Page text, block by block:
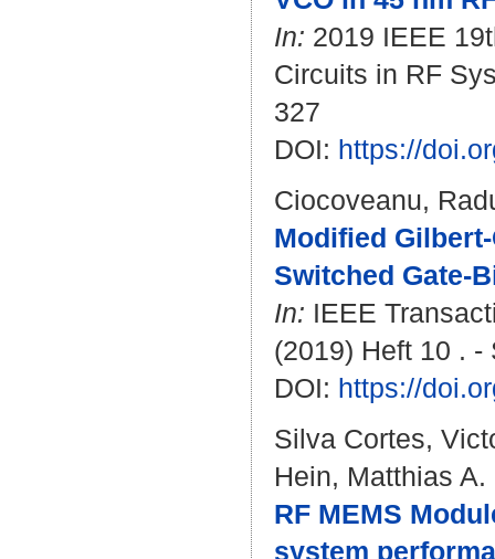
In: 2019 IEEE
Circuits in RF
327
DOI: https://
Ciocoveanu,
Modified
Switched Gate-
In: IEEE
(2019) Heft 10 . -
DOI: https://
Silva Cortes,
Hein, Matthias A.
RF MEMS
system